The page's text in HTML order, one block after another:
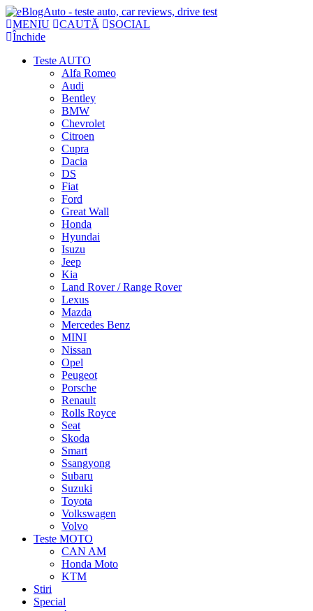
MENIU CAUTĂ
SOCIAL
Închide
Teste AUTO
Alfa Romeo
Audi
Bentley
BMW
Chevrolet
Citroen
Cupra
Dacia
DS
Fiat
Ford
Great Wall
Honda
Hyundai
Isuzu
Jeep
Kia
Land Rover / Range Rover
Lexus
Mazda
Mercedes Benz
MINI
Nissan
Opel
Peugeot
Porsche
Renault
Rolls Royce
Seat
Skoda
Smart
Ssangyong
Subaru
Suzuki
Toyota
Volkswagen
Volvo
Teste MOTO
CAN AM
Honda Moto
KTM
Stiri
Special